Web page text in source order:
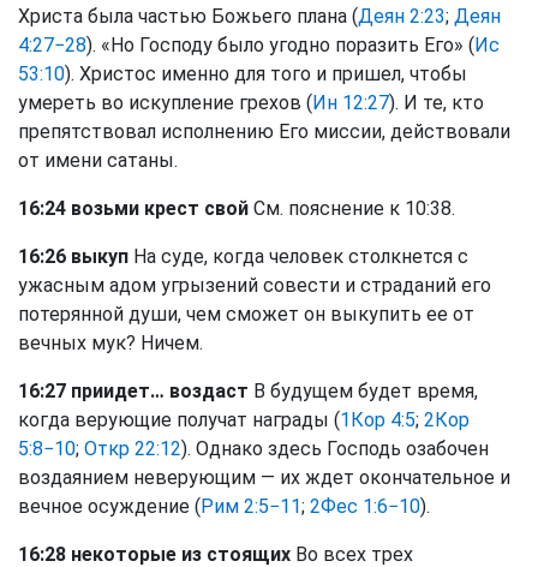
Христа была частью Божьего плана (Деян 2:23; Деян
4:27−28). «Но Господу было угодно поразить Его» (Ис
53:10). Христос именно для того и пришел, чтобы
умереть во искупление грехов (Ин 12:27). И те, кто
препятствовал исполнению Его миссии, действовали
от имени сатаны.
16:24 возьми крест свой См. пояснение к 10:38.
16:26 выкуп На суде, когда человек столкнется с
ужасным адом угрызений совести и страданий его
потерянной души, чем сможет он выкупить ее от
вечных мук? Ничем.
16:27 приидет… воздаст В будущем будет время,
когда верующие получат награды (1Кор 4:5; 2Кор
5:8−10; Откр 22:12). Однако здесь Господь озабочен
воздаянием неверующим — их ждет окончательное и
вечное осуждение (Рим 2:5−11; 2Фес 1:6−10).
16:28 некоторые из стоящих Во всех трех